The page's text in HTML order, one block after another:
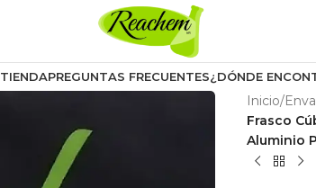
TIENDAPREGUNTAS FRECUENTES¿DÓNDE
Inicio/
Frasco
Aluminio